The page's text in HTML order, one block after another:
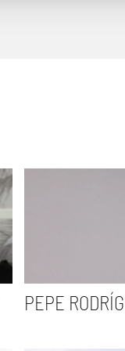
PEPE